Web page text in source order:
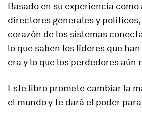
Basado en su experiencia como
directores generales y políticos,
corazón de los sistemas
lo que saben los líderes que
era y lo que los perdedores aún
Este libro promete cambiar la
el mundo y te dará el poder